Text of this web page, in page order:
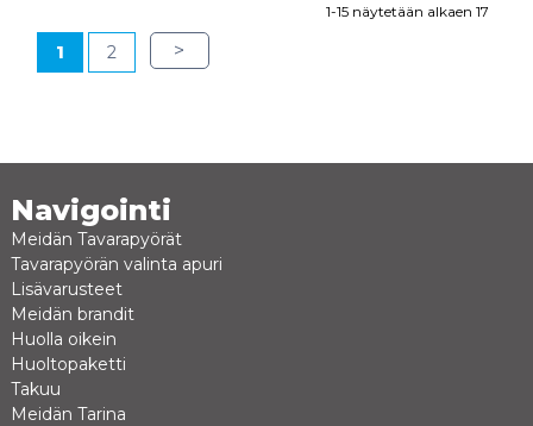
1-15 näytetään alkaen 17
1 2 >
Navigointi
Meidän Tavarapyörät
Tavarapyörän valinta apuri
Lisävarusteet
Meidän brandit
Huolla oikein
Huoltopaketti
Takuu
Meidän Tarina